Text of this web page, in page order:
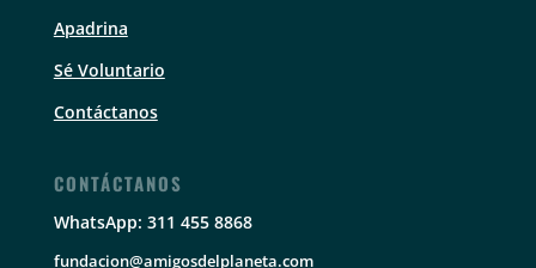
Apadrina
Sé Voluntario
Contáctanos
CONTÁCTANOS
WhatsApp: 311 455 8868
fundacion@amigosdelplaneta.com